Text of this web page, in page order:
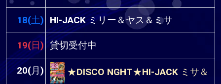
18(土) HI-JACK ミリー＆ヤス＆ミサ
19(日) 貸切受付中
20(月)
★DISCO NGHT★HI-JACK ミサ＆